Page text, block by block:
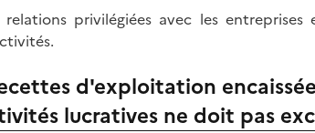
privilégiées avec les
d'exploitation
lucratives ne doit pas